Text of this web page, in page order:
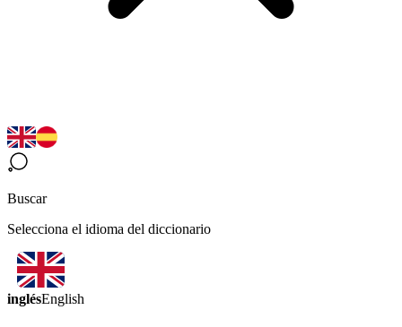
Buscar
Selecciona el idioma del diccionario
inglésEnglish